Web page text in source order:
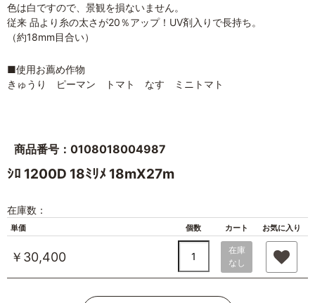
色は白ですので、景観を損ないません。
従来 品より糸の太さが20％アップ！UV剤入りで長持ち。
（約18mm目合い）
■使用お薦め作物
きゅうり ピーマン トマト なす ミニトマト
商品番号：0108018004987
ｼﾛ 1200D 18ﾐﾘﾒ 18mX27m
在庫数：
単価 個数 カート お気に入り
￥30,400
在庫
なし